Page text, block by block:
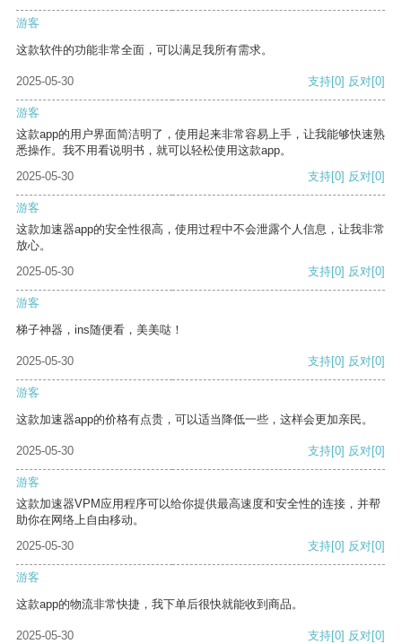
游客
这款软件的功能非常全面，可以满足我所有需求。
2025-05-30 支持[0] 反对[0]
游客
这款app的用户界面简洁明了，使用起来非常容易上手，让我能够快速熟
悉操作。我不用看说明书，就可以轻松使用这款app。
2025-05-30
支持[0] 反对[0]
游客
这款加速器app的安全性很高，使用过程中不会泄露个人信息，让我非常
放心。
2025-05-30
支持[0] 反对[0]
游客
梯子神器，ins随便看，美美哒！
2025-05-30 支持[0] 反对[0]
游客
这款加速器app的价格有点贵，可以适当降低一些，这样会更加亲民。
2025-05-30 支持[0] 反对[0]
游客
这款加速器VPM应用程序可以给你提供最高速度和安全性的连接，并帮
助你在网络上自由移动。
2025-05-30
支持[0] 反对[0]
游客
这款app的物流非常快捷，我下单后很快就能收到商品。
2025-05-30 支持[0] 反对[0]